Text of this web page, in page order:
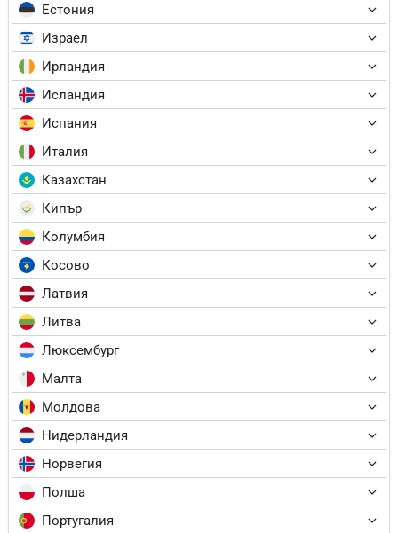
Естония
Израел
Ирландия
Исландия
Испания
Италия
Казахстан
Кипър
Колумбия
Косово
Латвия
Литва
Люксембург
Малта
Молдова
Нидерландия
Норвегия
Полша
Португалия